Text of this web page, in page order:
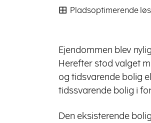
Pladsoptimerende
Ejendommen blev
Herefter stod valget
og tidsvarende bolig
tidssvarende bolig i
Den eksisterende